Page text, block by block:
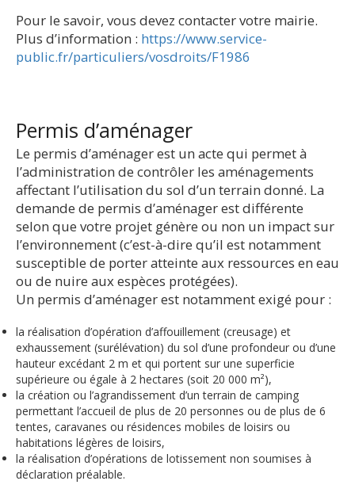
Pour le savoir, vous devez contacter votre mairie.
Plus d’information : https://www.service-
public.fr/particuliers/vosdroits/F1986
Permis d’aménager
Le permis d’aménager est un acte qui permet à
l’administration de contrôler les aménagements
affectant l’utilisation du sol d’un terrain donné. La
demande de permis d’aménager est différente
selon que votre projet génère ou non un impact sur
l’environnement (c’est-à-dire qu’il est notamment
susceptible de porter atteinte aux ressources en eau
ou de nuire aux espèces protégées).
Un permis d’aménager est notamment exigé pour :
la réalisation d’opération d’affouillement (creusage) et
exhaussement (surélévation) du sol d’une profondeur ou d’une
hauteur excédant 2 m et qui portent sur une superficie
supérieure ou égale à 2 hectares (soit 20 000 m²),
la création ou l’agrandissement d’un terrain de camping
permettant l’accueil de plus de 20 personnes ou de plus de 6
tentes, caravanes ou résidences mobiles de loisirs ou
habitations légères de loisirs,
la réalisation d’opérations de lotissement non soumises à
déclaration préalable.